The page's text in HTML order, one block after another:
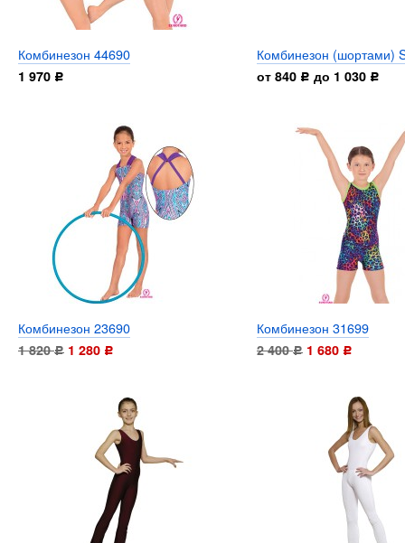
Комбинезон 44690
1 970 Р
Комбинезон (шортами)
от 840 Р до 1 030 Р
Комбинезон 23690
1 820Р 1 280 Р
Комбинезон 31699
2 400Р 1 680 Р